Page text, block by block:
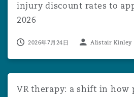
injury discount rates to
2026
2026年7月24日 Alistair Kinley
VR therapy: a shift in how